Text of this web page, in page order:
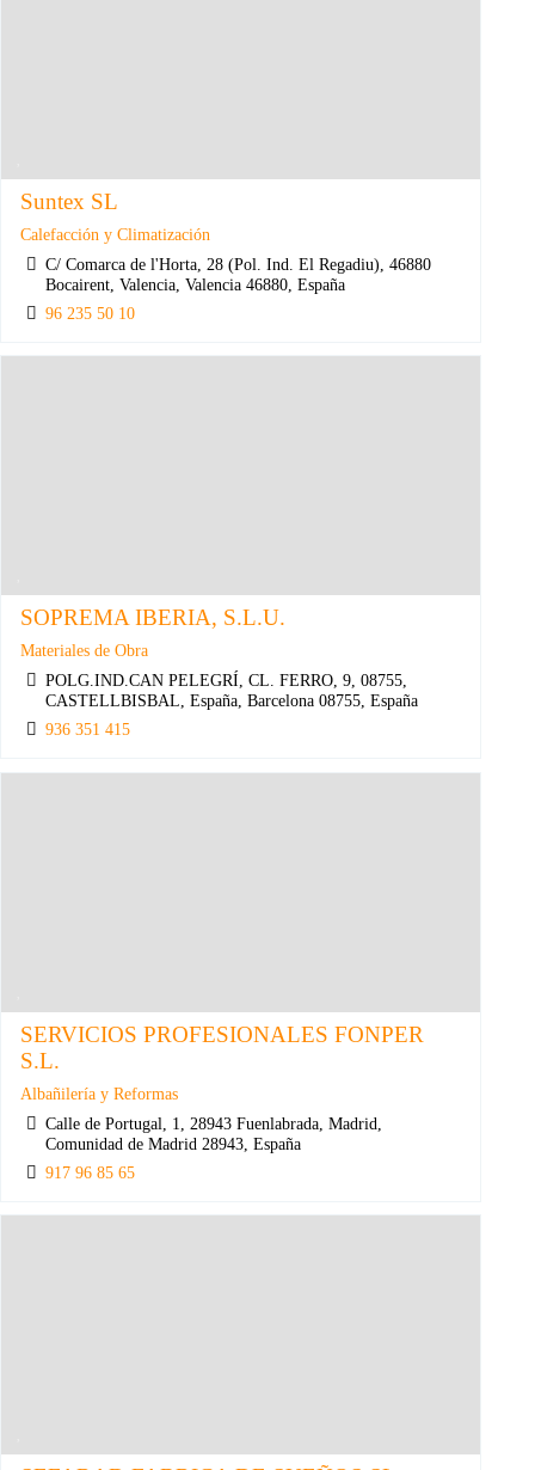
Suntex SL
Calefacción y Climatización
C/ Comarca de l'Horta, 28 (Pol. Ind. El Regadiu), 46880
Bocairent, Valencia, Valencia 46880, España
96 235 50 10
SOPREMA IBERIA, S.L.U.
Materiales de Obra
POLG.IND.CAN PELEGRÍ, CL. FERRO, 9, 08755,
CASTELLBISBAL, España, Barcelona 08755, España
936 351 415
SERVICIOS PROFESIONALES FONPER
S.L.
Albañilería y Reformas
Calle de Portugal, 1, 28943 Fuenlabrada, Madrid,
Comunidad de Madrid 28943, España
917 96 85 65